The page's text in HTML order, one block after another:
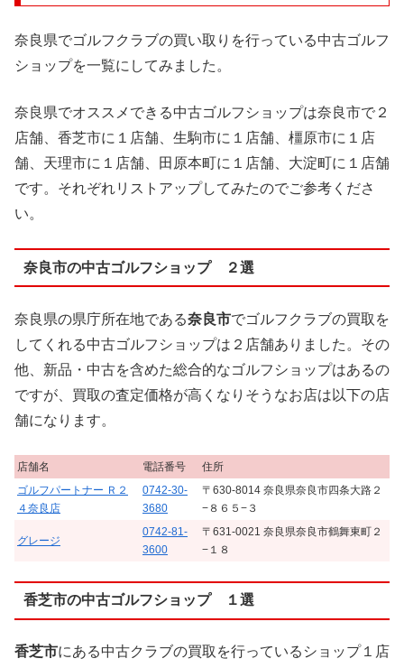
奈良県でゴルフクラブの買い取りを行っている中古ゴルフ
ショップを一覧にしてみました。
奈良県でオススメできる中古ゴルフショップは奈良市で２
店舗、香芝市に１店舗、生駒市に１店舗、橿原市に１店
舗、天理市に１店舗、田原本町に１店舗、大淀町に１店舗
です。それぞれリストアップしてみたのでご参考くださ
い。
奈良市の中古ゴルフショップ ２選
奈良県の県庁所在地である奈良市でゴルフクラブの買取を
してくれる中古ゴルフショップは２店舗ありました。その
他、新品・中古を含めた総合的なゴルフショップはあるの
ですが、買取の査定価格が高くなりそうなお店は以下の店
舗になります。
店舗名 電話番号 住所
ゴルフパートナー Ｒ２
４奈良店
0742-30-
3680
〒630-8014 奈良県奈良市四条大路２
−８６５−３
グレージ
0742-81-
3600
〒631-0021 奈良県奈良市鶴舞東町２
−１８
香芝市の中古ゴルフショップ １選
香芝市にある中古クラブの買取を行っているショップ１店